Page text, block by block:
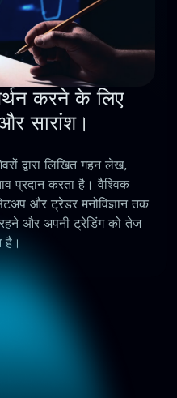
करने के लिए
सारांश।
द्वारा लिखित गहन लेख,
प्रदान करता है। वैश्विक
और ट्रेडर मनोविज्ञान तक
और अपनी ट्रेडिंग को तेज
है।